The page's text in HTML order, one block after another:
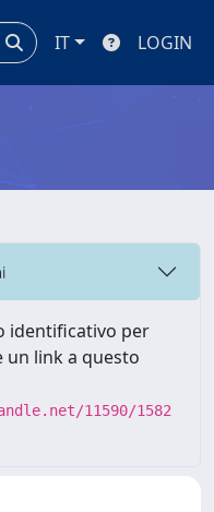
IT LOGIN
identificativo per
un link a questo
11590/1582